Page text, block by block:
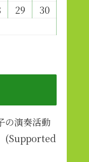
29
30
演奏活動
(Supported